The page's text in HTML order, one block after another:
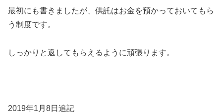
最初にも書きましたが、供託はお金を預かっておいてもら
う制度です。
しっかりと返してもらえるように頑張ります。
2019年1月8日追記